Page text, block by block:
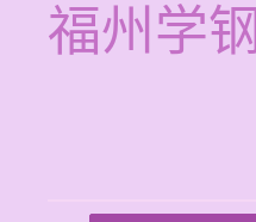
福州学